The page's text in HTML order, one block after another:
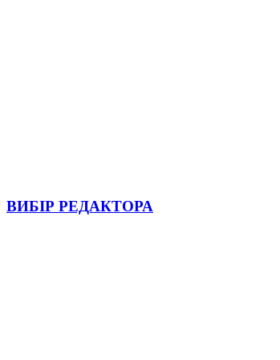
ВИБІР РЕДАКТОРА